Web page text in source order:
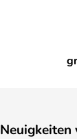
Neuigkeiten